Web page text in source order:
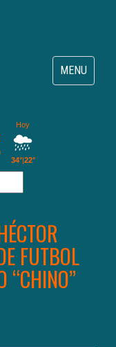
Toggle
navigation
MENU
FUTBOL
“CHINO”